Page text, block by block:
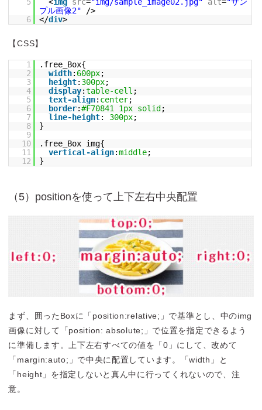
プル画像2"
/>
6
</div>
【CSS】
1
.free_Box{
2
width: 600px;
3
height: 300px;
4
display:table-cell ;
5
text-align: center;
6
border:#F70841 1px solid ;
7
line-height: 300px;
8
}
9
10
.free_Box img{
11
vertical-align:middle;
12
}
（5）positionを使って上下左右中央配置
まず、囲ったBoxに「position:relative;」で基準とし、中のimg
画像に対して「position: absolute;」で位置を指定できるよう
に準備します。上下左右すべての値を「0」にして、改めて
「margin:auto;」で中央に配置しています。「width」と
「height」を指定しないと真ん中に行ってくれないので、注
意。